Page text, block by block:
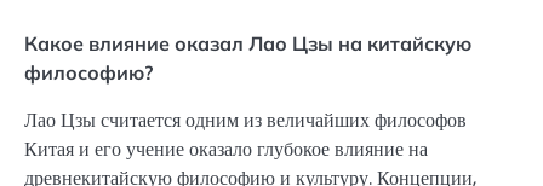
Какое влияние оказал Лао Цзы на китайскую
философию?
Лао Цзы считается одним из величайших философов
Китая и его учение оказало глубокое влияние на
древнекитайскую философию и культуру. Концепции,